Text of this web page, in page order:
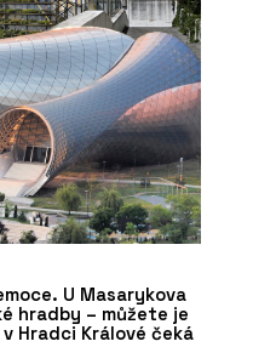
U Masarykova
hradby – můžete je
Hradci Králové čeká